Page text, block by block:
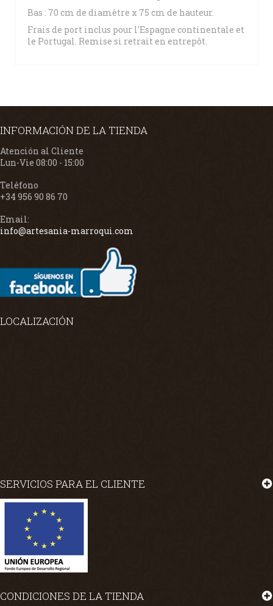
Bas : 70 cm de diamètre x 75 cm de hauteur.
Frais de port inclus pour l'Espagne continentale et
le Portugal. Remise si retrait en entrepôt.
INFORMACIÓN DE LA TIENDA
Atención al Cliente
Lun-Vie 08:00 - 15:00
Teléfono
+34 956 90 86 70
Email:
info@artesania-marroqui.com
LOCALIZACIÓN
SERVICIOS PARA EL CLIENTE
CONDICIONES DE LA TIENDA